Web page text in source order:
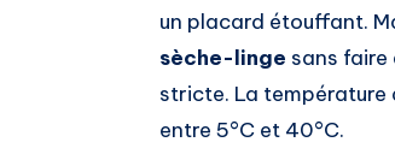
un placard étouffant.
sèche-linge sans faire
stricte. La
entre 5°C et 40°C.